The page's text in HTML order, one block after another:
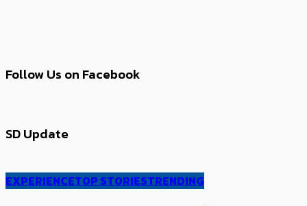
Follow Us on Facebook
SD Update
EXPERIENCETOP STORIESTRENDING